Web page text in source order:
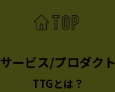
サービス/プロダクト
TTGとは？